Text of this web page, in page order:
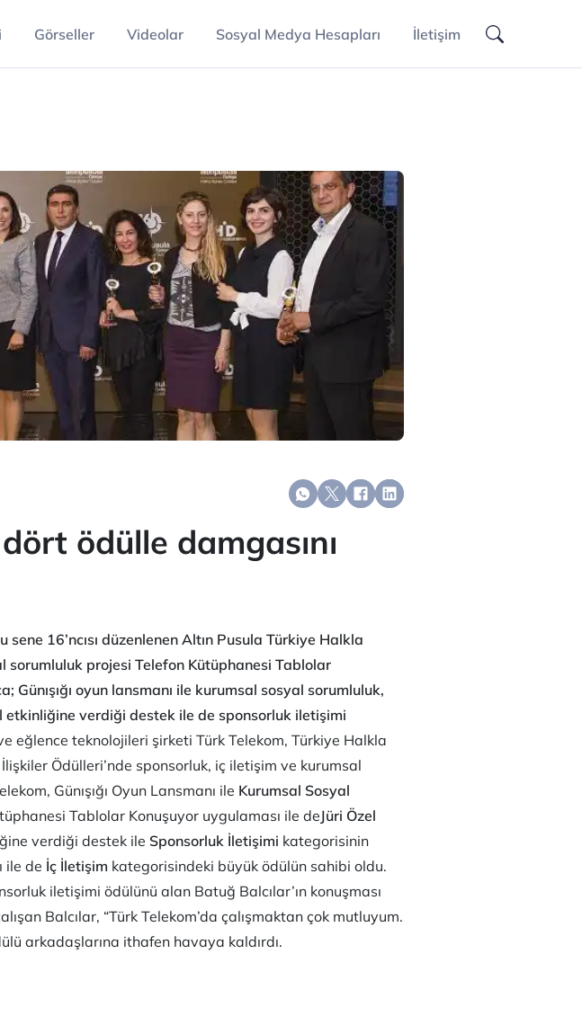
Görseller Videolar Sosyal Medya Hesapları İletişim
ödülle damgasını
16’ncısı düzenlenen Altın Pusula Türkiye Halkla
sorumluluk projesi Telefon Kütüphanesi Tablolar
Günışığı oyun lansmanı ile kurumsal sosyal sorumluluk,
etkinliğine verdiği destek ile de sponsorluk iletişimi
eğlence teknolojileri şirketi Türk Telekom, Türkiye Halkla
Ödülleri’nde sponsorluk, iç iletişim ve kurumsal
Günışığı Oyun Lansmanı ile Kurumsal Sosyal
Tablolar Konuşuyor uygulaması ile deJüri Özel
verdiği destek ile Sponsorluk İletişimi kategorisinin
ile de İç İletişim kategorisindeki büyük ödülün sahibi oldu.
iletişimi ödülünü alan Batuğ Balcılar’ın konuşması
Balcılar, “Türk Telekom’da çalışmaktan çok mutluyum.
arkadaşlarına ithafen havaya kaldırdı.